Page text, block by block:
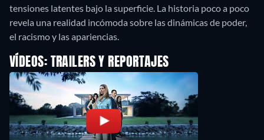
tensiones latentes bajo la superficie. La historia poco a poco
revela una realidad incómoda sobre las dinámicas de poder,
el racismo y las apariencias.
VÍDEOS: TRAILERS Y REPORTAJES